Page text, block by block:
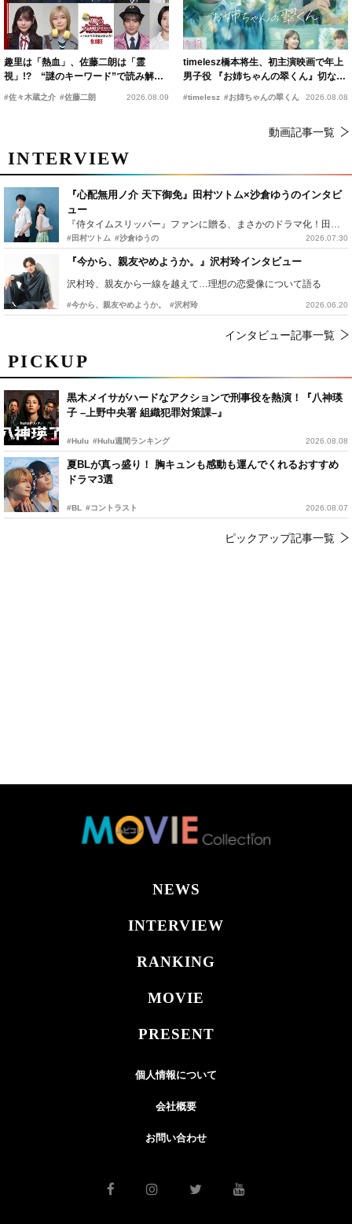
PICKUP
黒木メイサがハードなアクションで刑事役を熱演！『八神瑛
子 –上野中央署 組織犯罪対策課–』
#Hulu #Hulu週間ランキング 2026.08.08
夏BLが真っ盛り！ 胸キュンも感動も運んでくれるおすすめ
ドラマ3選
#BL #コントラスト 2026.08.07
ピックアップ記事一覧
趣里は「熱血」、佐藤二朗は「霊
視」!? “謎のキーワード”で読み解く
『踊る大捜査線 N.E.W.』新メンバー
#佐々木蔵之介 #佐藤二朗 2026.08.09
timelesz橋本将生、初主演映画で年上
男子役 『お姉ちゃんの翠くん』切ない
恋の幕開けを予感
#timelesz #お姉ちゃんの翠くん 2026.08.08
動画記事一覧
INTERVIEW
『心配無用ノ介 天下御免』田村ツトム×沙倉ゆうのインタビ
ュー
『侍タイムスリッパー』ファンに贈る、まさかのドラマ化！田村ツトム×沙倉ゆうのが語る『心配無用ノ介』撮影秘話
#田村ツトム #沙倉ゆうの 2026.07.30
『今から、親友やめようか。』沢村玲インタビュー
沢村玲、親友から一線を越えて…理想の恋愛像について語る
#今から、親友やめようか。 #沢村玲 2026.06.20
インタビュー記事一覧
NEWS
INTERVIEW
RANKING
MOVIE
PRESENT
個人情報について
会社概要
お問い合わせ